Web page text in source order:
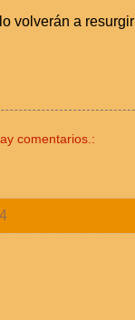
volverán a resurgir
comentarios.: